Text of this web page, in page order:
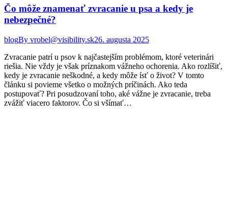
Čo môže znamenať zvracanie u psa a kedy je
nebezpečné?
blogBy vrobel@visibility.sk26. augusta 2025
Zvracanie patrí u psov k najčastejším problémom, ktoré veterinári
riešia. Nie vždy je však príznakom vážneho ochorenia. Ako rozlíšiť,
kedy je zvracanie neškodné, a kedy môže ísť o život? V tomto
článku si povieme všetko o možných príčinách. Ako teda
postupovať? Pri posudzovaní toho, aké vážne je zvracanie, treba
zvážiť viacero faktorov. Čo si všímať…